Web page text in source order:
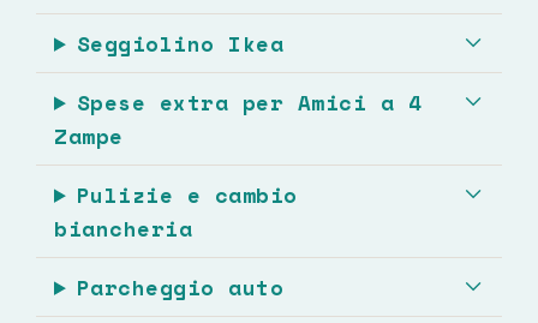
Seggiolino Ikea
Spese extra per Amici a 4
Zampe
Pulizie e cambio
biancheria
Parcheggio auto